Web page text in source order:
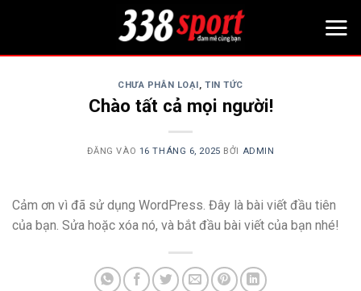
CHƯA PHÂN LOẠI,TIN TỨC
Chào tất cả mọi người!
ĐĂNG VÀO 16 THÁNG 6, 2025 BỞI ADMIN
Cảm ơn vì đã sử dụng WordPress. Đây là bài viết đầu tiên
của bạn. Sửa hoặc xóa nó, và bắt đầu bài viết của bạn nhé!